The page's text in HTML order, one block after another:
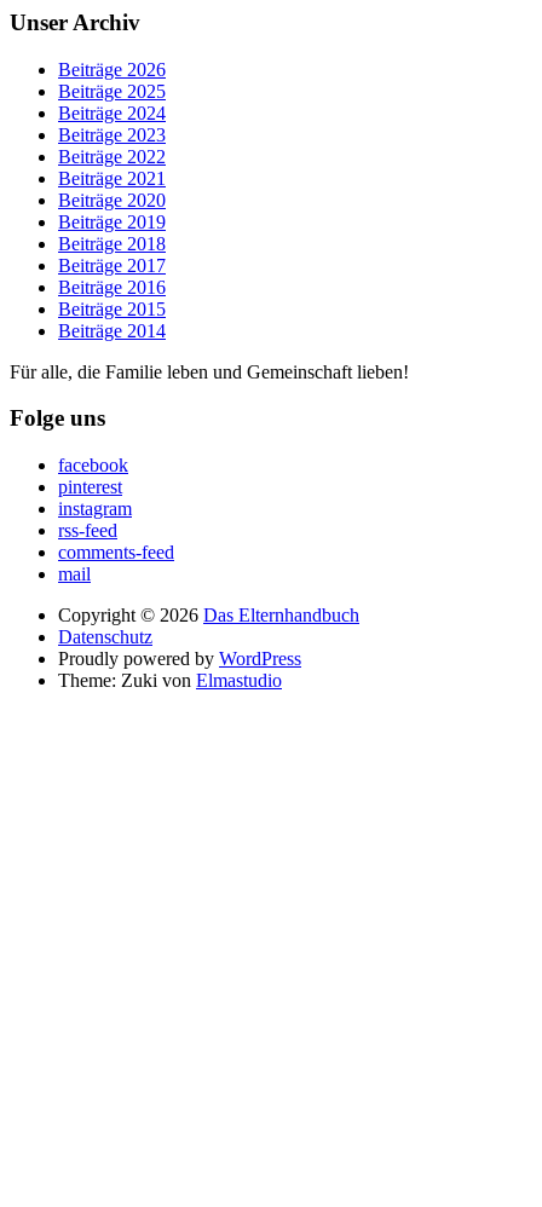
Unser Archiv
Beiträge 2026
Beiträge 2025
Beiträge 2024
Beiträge 2023
Beiträge 2022
Beiträge 2021
Beiträge 2020
Beiträge 2019
Beiträge 2018
Beiträge 2017
Beiträge 2016
Beiträge 2015
Beiträge 2014
Für alle, die Familie leben und Gemeinschaft lieben!
Folge uns
facebook
pinterest
instagram
rss-feed
comments-feed
mail
Copyright © 2026 Das Elternhandbuch
Datenschutz
Proudly powered by WordPress
Theme: Zuki von Elmastudio